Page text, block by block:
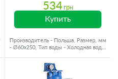
534 грн
Купить
Производитель - Польша, Размер, мм
- Ø60x250, Тип воды - Холодная вода,